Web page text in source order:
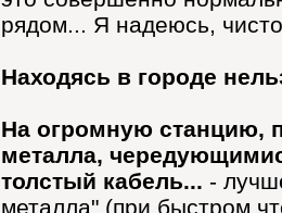
рядом... Я надеюсь,
Находясь в городе
На огромную станцию,
металла,
толстый кабель... -
металла" (при быстром